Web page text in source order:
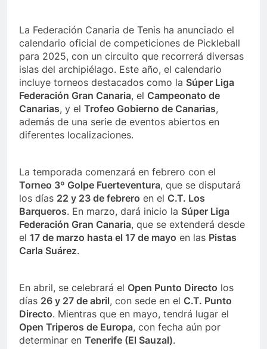
La Federación Canaria de Tenis ha anunciado el
calendario oficial de competiciones de Pickleball
para 2025, con un circuito que recorrerá diversas
islas del archipiélago. Este año, el calendario
incluye torneos destacados como la Súper Liga
Federación Gran Canaria, el Campeonato de
Canarias, y el Trofeo Gobierno de Canarias,
además de una serie de eventos abiertos en
diferentes localizaciones.
La temporada comenzará en febrero con el
Torneo 3º Golpe Fuerteventura, que se disputará
los días 22 y 23 de febrero en el C.T. Los
Barqueros. En marzo, dará inicio la Súper Liga
Federación Gran Canaria, que se extenderá desde
el 17 de marzo hasta el 17 de mayo en las Pistas
Carla Suárez.
En abril, se celebrará el Open Punto Directo los
días 26 y 27 de abril, con sede en el C.T. Punto
Directo. Mientras que en mayo, tendrá lugar el
Open Triperos de Europa, con fecha aún por
determinar en Tenerife (El Sauzal).